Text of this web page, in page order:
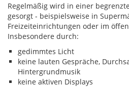
Regelmäßig wird in einer
gesorgt - beispielsweise in
Freizeiteinrichtungen oder im
Insbesondere durch:
gedimmtes Licht
keine lauten Gespräche,
Hintergrundmusik
keine aktiven Displays